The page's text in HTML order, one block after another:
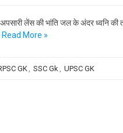
लेंस की भांति जल के अंदर ध्वनि की
Read More »
GK, SSC Gk, UPSC GK